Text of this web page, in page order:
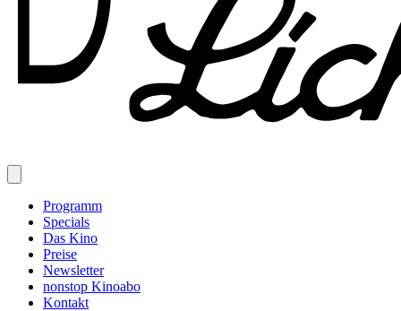
Programm
Specials
Das Kino
Preise
Newsletter
nonstop Kinoabo
Kontakt